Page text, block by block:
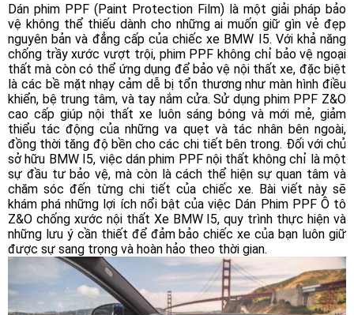
Dán phim PPF (Paint Protection Film) là một giải pháp bảo
vệ không thể thiếu dành cho những ai muốn giữ gìn vẻ đẹp
nguyên bản và đẳng cấp của chiếc xe BMW I5. Với khả năng
chống trầy xước vượt trội, phim PPF không chỉ bảo vệ ngoại
thất mà còn có thể ứng dụng để bảo vệ nội thất xe, đặc biệt
là các bề mặt nhạy cảm dễ bị tổn thương như màn hình điều
khiển, bệ trung tâm, và tay nắm cửa. Sử dụng phim PPF Z&O
cao cấp giúp nội thất xe luôn sáng bóng và mới mẻ, giảm
thiểu tác động của những va quẹt và tác nhân bên ngoài,
đồng thời tăng độ bền cho các chi tiết bên trong. Đối với chủ
sở hữu BMW I5, việc dán phim PPF nội thất không chỉ là một
sự đầu tư bảo vệ, mà còn là cách thể hiện sự quan tâm và
chăm sóc đến từng chi tiết của chiếc xe. Bài viết này sẽ
khám phá những lợi ích nổi bật của việc Dán Phim PPF Ô tô
Z&O chống xước nội thất Xe BMW I5, quy trình thực hiện và
những lưu ý cần thiết để đảm bảo chiếc xe của bạn luôn giữ
được sự sang trọng và hoàn hảo theo thời gian.